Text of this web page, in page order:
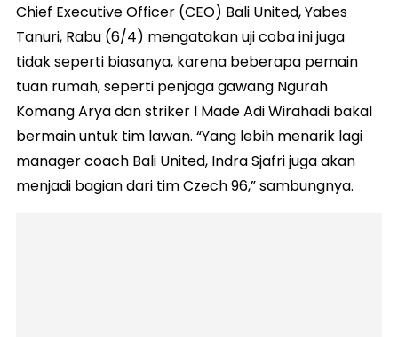
Chief Executive Officer (CEO) Bali United, Yabes
Tanuri, Rabu (6/4) mengatakan uji coba ini juga
tidak seperti biasanya, karena beberapa pemain
tuan rumah, seperti penjaga gawang Ngurah
Komang Arya dan striker I Made Adi Wirahadi bakal
bermain untuk tim lawan. “Yang lebih menarik lagi
manager coach Bali United, Indra Sjafri juga akan
menjadi bagian dari tim Czech 96,” sambungnya.